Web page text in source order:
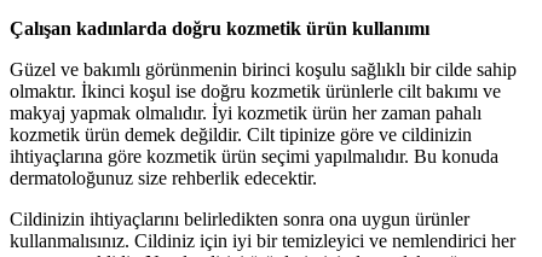
Çalışan kadınlarda doğru kozmetik ürün kullanımı
Güzel ve bakımlı görünmenin birinci koşulu sağlıklı bir cilde sahip
olmaktır. İkinci koşul ise doğru kozmetik ürünlerle cilt bakımı ve
makyaj yapmak olmalıdır. İyi kozmetik ürün her zaman pahalı
kozmetik ürün demek değildir. Cilt tipinize göre ve cildinizin
ihtiyaçlarına göre kozmetik ürün seçimi yapılmalıdır. Bu konuda
dermatoloğunuz size rehberlik edecektir.
Cildinizin ihtiyaçlarını belirledikten sonra ona uygun ürünler
kullanmalısınız. Cildiniz için iyi bir temizleyici ve nemlendirici her